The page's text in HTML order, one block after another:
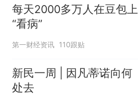
每天2000多万人在豆包上
“看病”
第一财经资讯 110跟贴
新民一周 | 因凡蒂诺向何
处去